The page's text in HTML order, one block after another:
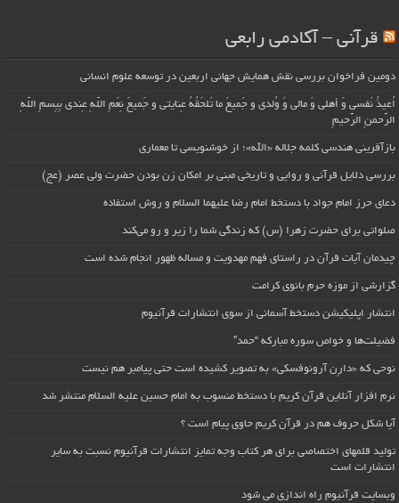
قرآنی – آکادمی رابعی
دومین فراخوان بررسی نقش همایش جهانی اربعین در توسعه علوم انسانی
اُعیذُ نَفسی وَ أهلی وَ مالی وَ وُلدی و جَمیعَ ما تَلحَقُهُ عِنایتی و جَمیعَ نِعَمِ اللّهِ عِندی بِبِسمِ اللّهِ
الرَّحمنِ الرَّحیمِ
بازآفرینی هندسی کلمه جلاله «الله»؛ از خوشنویسی تا معماری
بررسی دلایل قرآنی و روایی و تاریخی مبنی بر امکان زن بودن حضرت ولی عصر (عج)
دعای حرز امام جواد با دستخط امام رضا علیهما السلام و روش استفاده
صلواتی برای حضرت زهرا (س) که زندگی شما را زیر و رو می‌کند
چیدمان آیات قرآن در راستای فهم مهدویت و مساله ظهور انجام شده است
گزارشی از موزه حرم بانوی کرامت
انتشار اپلیکیشن دستخط آسمانی از سوی انتشارات قرآنیوم
فضیلت‌ها و خواص سوره مبارکه “حمد”
نوحی که «دارِن آرونوفسکی» به تصویر کشیده است حتی پیامبر هم نیست
نرم افزار آنلاین قرآن کریم با دستخط منسوب به امام حسین علیه السلام منتشر شد
آیا شکل حروف هم در قرآن کریم حاوی پیام است ؟
تولید قلمهای اختصاصی برای هر کتاب وجه تمایز انتشارات قرآنیوم نسبت به سایر
انتشارات است
وبسایت قرآنیوم راه اندازی می شود